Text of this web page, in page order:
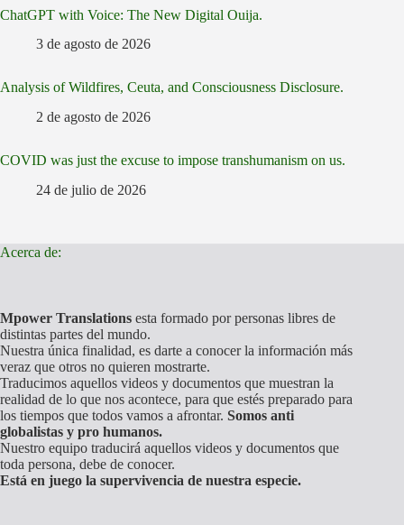
ChatGPT with Voice: The New Digital Ouija.
3 de agosto de 2026
Analysis of Wildfires, Ceuta, and Consciousness Disclosure.
2 de agosto de 2026
COVID was just the excuse to impose transhumanism on us.
24 de julio de 2026
Acerca de:
Mpower Translations esta formado por personas libres de
distintas partes del mundo.
Nuestra única finalidad, es darte a conocer la información más
veraz que otros no quieren mostrarte.
Traducimos aquellos videos y documentos que muestran la
realidad de lo que nos acontece, para que estés preparado para
los tiempos que todos vamos a afrontar. Somos anti
globalistas y pro humanos.
Nuestro equipo traducirá aquellos videos y documentos que
toda persona, debe de conocer.
Está en juego la supervivencia de nuestra especie.